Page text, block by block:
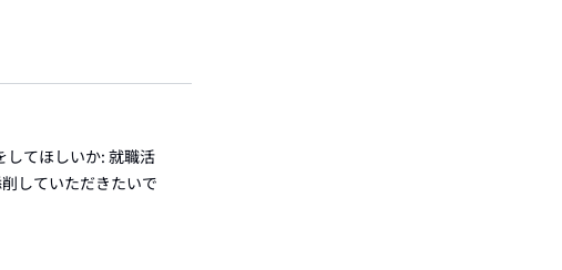
してほしいか: 就職活
していただきたいで